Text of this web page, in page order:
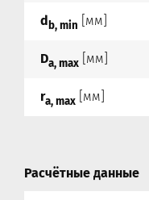
db, min [мм]
Da, max [мм]
ra, max [мм]
Расчётные данные